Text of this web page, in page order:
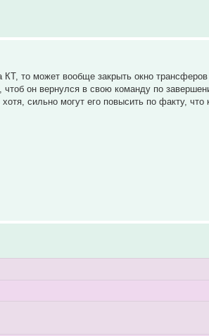
то может вообще закрыть окно
он вернулся в свою команду по
сильно могут его повысить по факту, что